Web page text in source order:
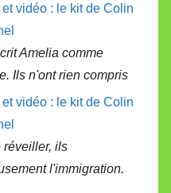
vidéo : le kit de Colin
Amelia comme
Ils n'ont rien compris
vidéo : le kit de Colin
réveiller, ils
l'immigration.